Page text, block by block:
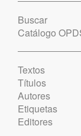
Buscar
Catálogo
Textos
Títulos
Autores
Etiquetas
Editores